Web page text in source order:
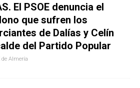
El PSOE denuncia el
que sufren los
de Dalías y Celín
del Partido Popular
de Almería